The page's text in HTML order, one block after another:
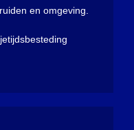
en omgeving.